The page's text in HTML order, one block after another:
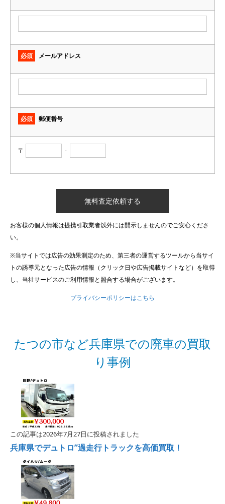
必須 メールアドレス
必須 郵便番号
〒 -
お客様の個人情報は提携引取業者以外には開示しませんのでご安心くださ
い。
※当サイトでは広告の効果測定のため、第三者の運営するツールから当サイ
トの誘導元となった広告の情報（クリック日や広告掲載サイトなど）を取得
し、当社サービスのご利用情報と照合する場合がございます。
プライバシーポリシーはこちら
たつの市など兵庫県での廃車の買取
り事例
この記事は2026年7月27日に投稿されました
兵庫県でデュトロ”過走行トラックを高価買取！